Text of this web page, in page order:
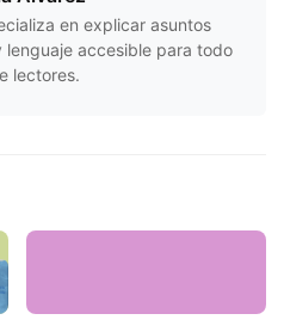
en explicar asuntos
accesible para todo
lectores.